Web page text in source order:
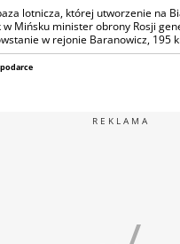
lotnicza, której utworzenie na
Mińsku minister obrony Rosji
w rejonie Baranowicz, 195
REKLAMA